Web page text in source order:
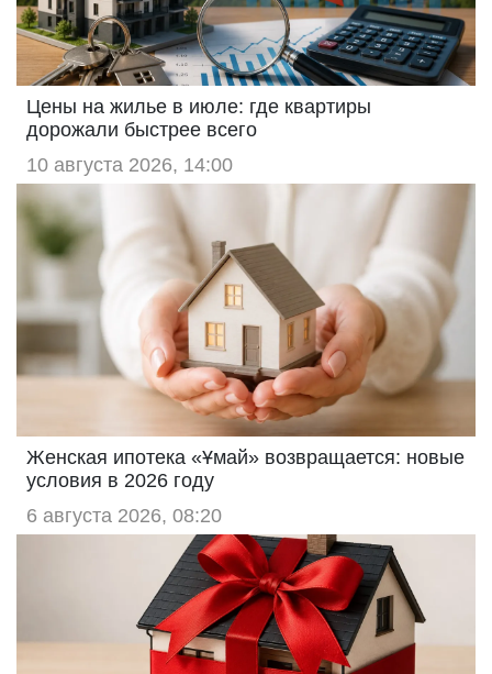
Цены на жилье в июле: где квартиры
дорожали быстрее всего
10 августа 2026, 14:00
Женская ипотека «Ұмай» возвращается: новые
условия в 2026 году
6 августа 2026, 08:20